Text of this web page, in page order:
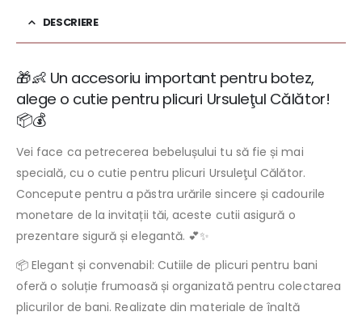
DESCRIERE
🎁👶 Un accesoriu important pentru botez,
alege o cutie pentru plicuri Ursuleţul Călător!
📦💰
Vei face ca petrecerea bebelușului tu să fie și mai
specială, cu o cutie pentru plicuri Ursuleţul Călător.
Concepute pentru a păstra urările sincere și cadourile
monetare de la invitații tăi, aceste cutii asigură o
prezentare sigură și elegantă. 💕✨
📦 Elegant și convenabil: Cutiile de plicuri pentru bani
oferă o soluție frumoasă și organizată pentru colectarea
plicurilor de bani. Realizate din materiale de înaltă